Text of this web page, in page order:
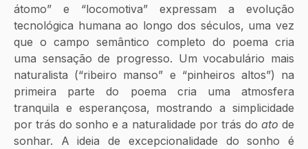
átomo” e “locomotiva” expressam a evolução
tecnológica humana ao longo dos séculos, uma vez
que o campo semântico completo do poema cria
uma sensação de progresso. Um vocabulário mais
naturalista (“ribeiro manso” e “pinheiros altos”) na
primeira parte do poema cria uma atmosfera
tranquila e esperançosa, mostrando a simplicidade
por trás do sonho e a naturalidade por trás do ato de
sonhar. A ideia de excepcionalidade do sonho é